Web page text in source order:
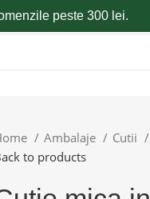
peste 300 lei.
Ambalaje Cutii
to products